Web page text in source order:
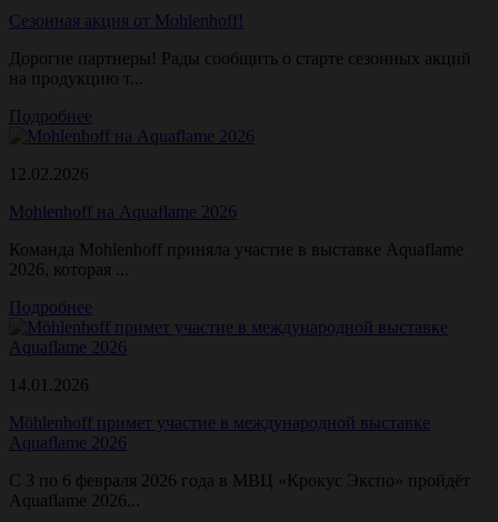
Сезонная акция от Mohlenhoff!
Дорогие партнеры! Рады сообщить о старте сезонных акций
на продукцию т...
Подробнее
12.02.2026
Mohlenhoff на Aquaflame 2026
Команда Mohlenhoff приняла участие в выставке Aquaflame
2026, которая ...
Подробнее
14.01.2026
Möhlenhoff примет участие в международной выставке
Aquaflame 2026
С 3 по 6 февраля 2026 года в МВЦ «Крокус Экспо» пройдёт
Aquaflame 2026...